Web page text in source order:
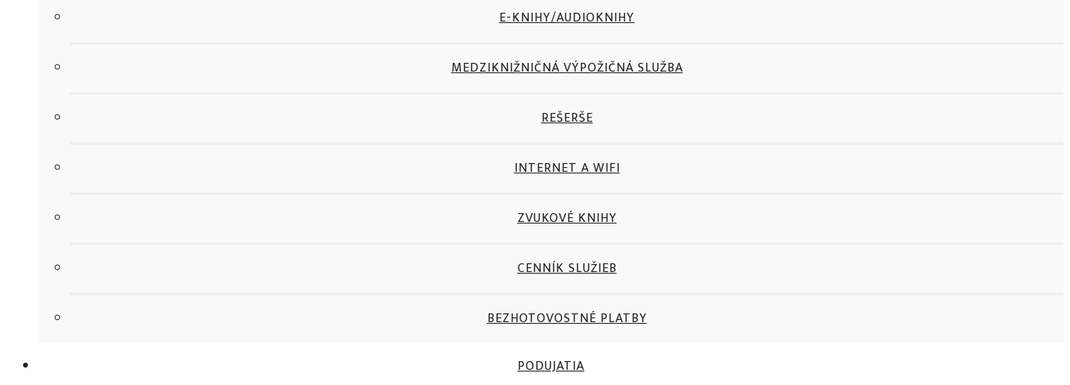
E-KNIHY/AUDIOKNIHY
MEDZIKNIŽNIČNÁ VÝPOŽIČNÁ SLUŽBA
REŠERŠE
INTERNET A WIFI
ZVUKOVÉ KNIHY
CENNÍK SLUŽIEB
BEZHOTOVOSTNÉ PLATBY
PODUJATIA